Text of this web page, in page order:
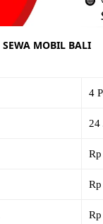
SEWA MOBIL BALI
4
24